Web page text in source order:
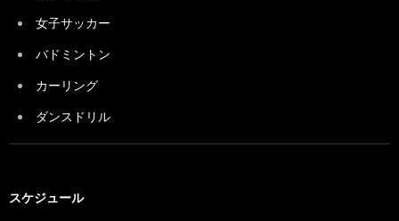
女子サッカー
バドミントン
カーリング
ダンスドリル
スケジュール